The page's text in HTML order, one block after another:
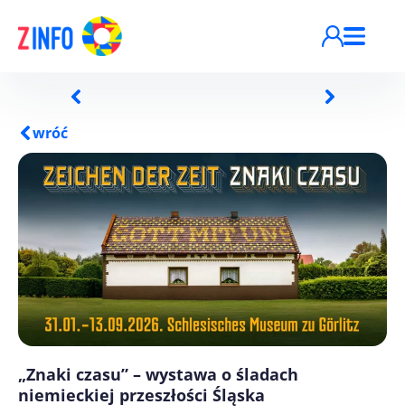
wróć
„Znaki czasu” – wystawa o śladach
niemieckiej przeszłości Śląska